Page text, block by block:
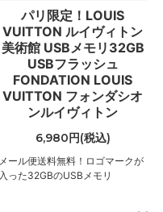
パリ限定！LOUIS
VUITTON ルイヴィトン
美術館 USBメモリ32GB
USBフラッシュ
FONDATION LOUIS
VUITTON フォンダシオ
ンルイヴィトン
6,980円(税込)
メール便送料無料！ロゴマークが
入った32GBのUSBメモリ